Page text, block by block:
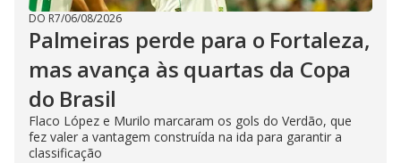
DO R7/06/08/2026
Palmeiras perde para o Fortaleza,
mas avança às quartas da Copa
do Brasil
Flaco López e Murilo marcaram os gols do Verdão, que
fez valer a vantagem construída na ida para garantir a
classificação